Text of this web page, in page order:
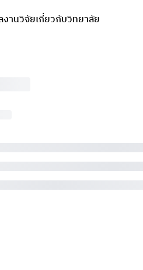
านวิจัยเกี่ยวกับวิทยาลัย